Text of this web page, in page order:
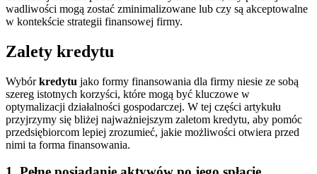
wadliwości mogą zostać zminimalizowane lub czy są akceptowalne
w kontekście strategii finansowej firmy.
Zalety kredytu
Wybórkredytu jako formy finansowania dla firmy niesie ze sobą
szereg istotnych korzyści, które mogą być kluczowe w
optymalizacji działalności gospodarczej. W tej części artykułu
przyjrzymy się bliżej najważniejszym zaletom kredytu, aby pomóc
przedsiębiorcom lepiej zrozumieć, jakie możliwości otwiera przed
nimi ta forma finansowania.